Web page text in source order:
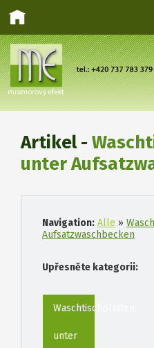
Artikel -
unter
Navigation: Alle »
Aufsatzwaschbecken
Upřesněte kategorii:
Waschtischplatten
unter